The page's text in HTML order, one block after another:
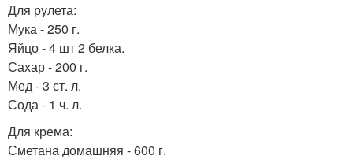
Для рулета:
Мука - 250 г.
Яйцо - 4 шт 2 белка.
Сахар - 200 г.
Мед - 3 ст. л.
Сода - 1 ч. л.
Для крема:
Сметана домашняя - 600 г.